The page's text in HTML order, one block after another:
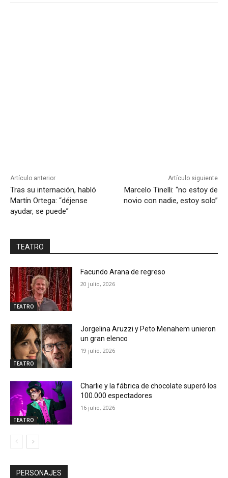
Artículo anterior
Tras su internación, habló
Martín Ortega: “déjense
ayudar, se puede”
Artículo siguiente
Marcelo Tinelli: “no estoy de
novio con nadie, estoy solo”
TEATRO
TEATRO
Facundo Arana de regreso
20 julio, 2026
TEATRO
Jorgelina Aruzzi y Peto Menahem unieron
un gran elenco
19 julio, 2026
TEATRO
Charlie y la fábrica de chocolate superó los
100.000 espectadores
16 julio, 2026
PERSONAJES